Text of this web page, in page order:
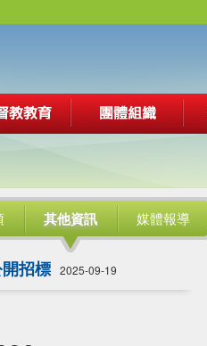
其他資訊 媒體報導
招標 2025-09-19